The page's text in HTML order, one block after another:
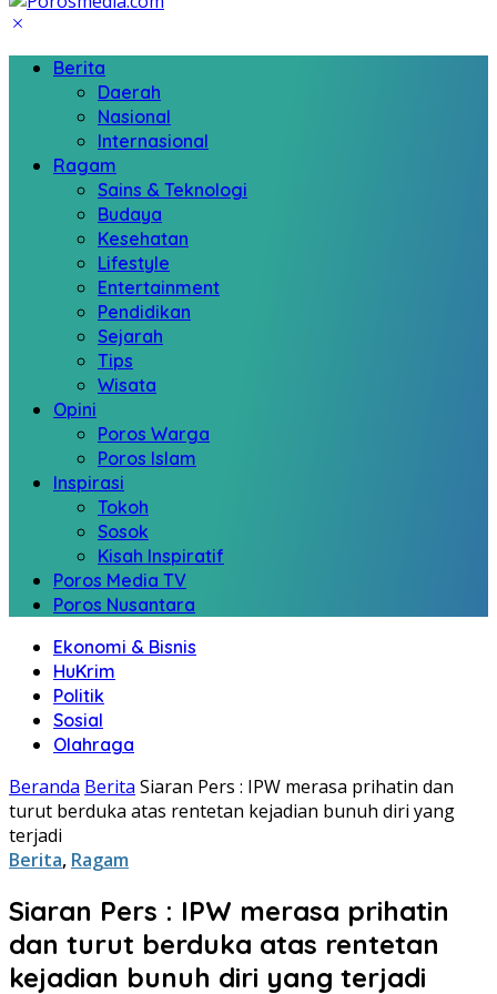
Berita
Daerah
Nasional
Internasional
Ragam
Sains & Teknologi
Budaya
Kesehatan
Lifestyle
Entertainment
Pendidikan
Sejarah
Tips
Wisata
Opini
Poros Warga
Poros Islam
Inspirasi
Tokoh
Sosok
Kisah Inspiratif
Poros Media TV
Poros Nusantara
Ekonomi & Bisnis
HuKrim
Politik
Sosial
Olahraga
Beranda Berita Siaran Pers : IPW merasa prihatin dan
turut berduka atas rentetan kejadian bunuh diri yang
terjadi
Berita, Ragam
Siaran Pers : IPW merasa prihatin
dan turut berduka atas rentetan
kejadian bunuh diri yang terjadi